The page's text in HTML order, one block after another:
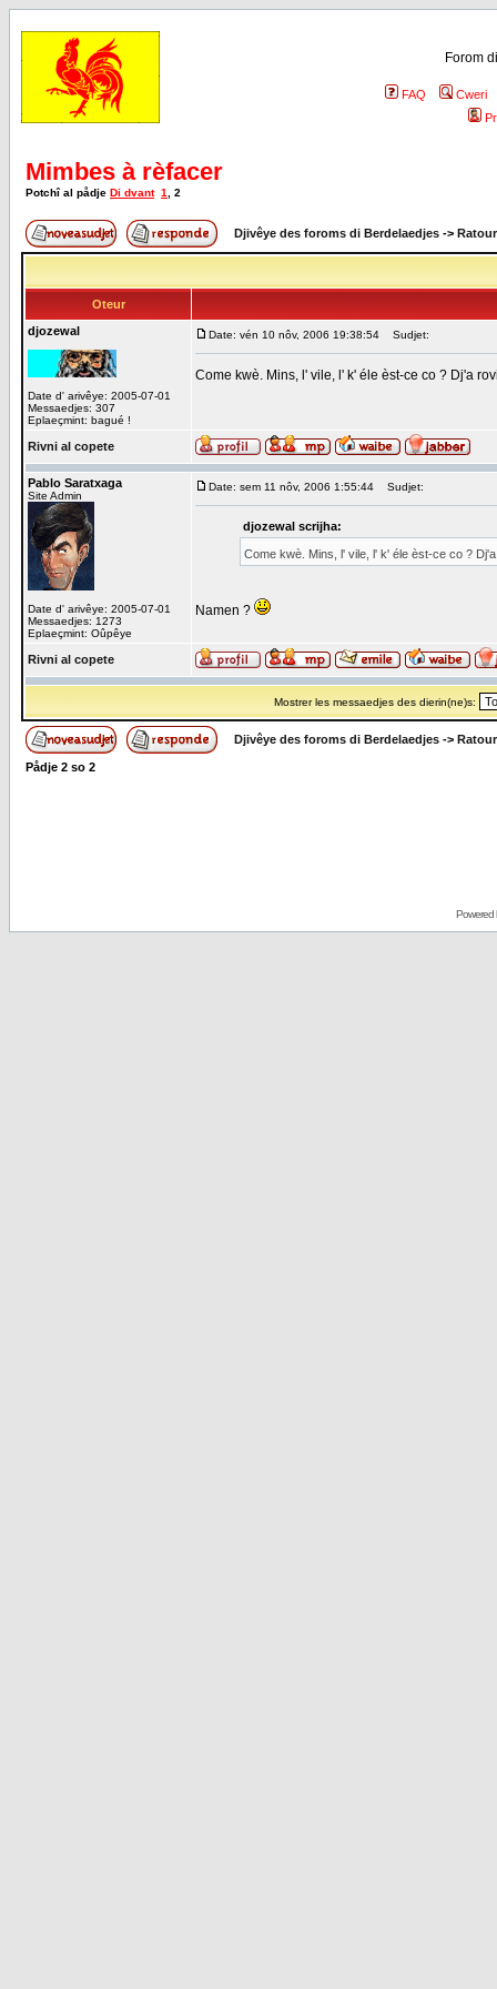
Forom
FAQ
Cweri
Mimbes à rèfacer
Potchî al pådje Di dvant 1 2
Djivêye des foroms di Berdelaedjes ->
Oteur
djozewal
Date d' arivêye: 2005-07-01
Messaedjes: 307
Eplaeçmint: bagué !
Date: vén 10 nôv, 2006 19:38:54 Sudjet:
Come kwè. Mins, l' vile, l' k' éle èst-ce co ? Dj'a
Rivni al copete
Pablo Saratxaga
Site Admin
Date d' arivêye: 2005-07-01
Messaedjes: 1273
Eplaeçmint: Oûpêye
Date: sem 11 nôv, 2006 1:55:44 Sudjet:
djozewal scrijha:
Come kwè. Mins, l' vile, l' k' éle èst-ce co ?
Namen ?
Rivni al copete
Mostrer les messaedjes des dierin(ne)s:
Djivêye des foroms di Berdelaedjes ->
Pådje 2 so 2
Powered